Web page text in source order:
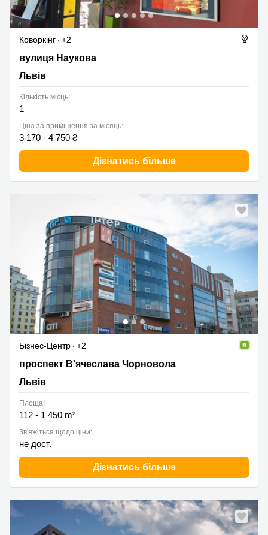
Коворкінг
+2
вулиця Наукова 2-Б, Львів
вулиця Наукова
Львів
Кількість місць:
1
Ціна за приміщення за місяць:
3 170 - 4 750 ₴
Дізнатись більше
Бізнес-Центр
+2
проспект В'ячеслава Чорновола, Львів
проспект В'ячеслава Чорновола
Львів
Площа:
112 - 1 450 m²
Зв'яжіться щодо ціни:
не дост.
Дізнатись більше